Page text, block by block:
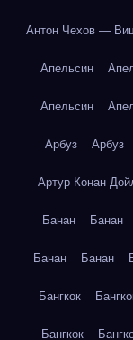
Антон Чехов —
Апельсин
Апельсин
Арбуз Арбуз
Артур Конан
Банан Банан
Банан Банан
Бангкок
Бангкок